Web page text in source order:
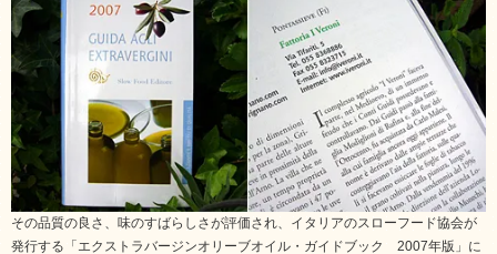
その品質の良さ、味のすばらしさが評価され、イタリアのスローフード協会が
発行する「エクストラバージンオリーブオイル・ガイドブック 2007年版」に